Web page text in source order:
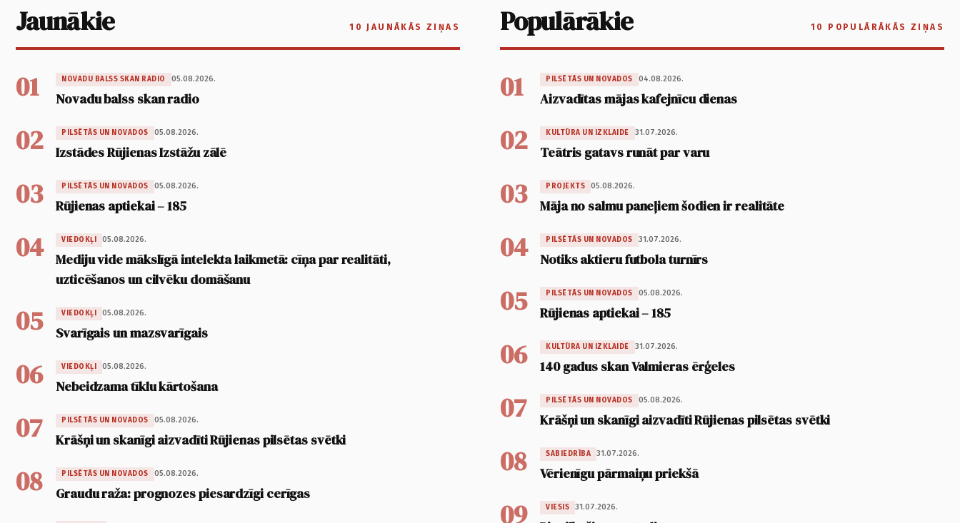
Jaunākie 10 JAUNĀKĀS ZIŅAS
01 NOVADU BALSS SKAN RADIO 05.08.2026.
Novadu balss skan radio
02 PILSĒTĀS UN NOVADOS 05.08.2026.
Izstādes Rūjienas Izstāžu zālē
03 PILSĒTĀS UN NOVADOS 05.08.2026.
Rūjienas aptiekai – 185
04 VIEDOKĻI 05.08.2026.
Mediju vide mākslīgā intelekta laikmetā: cīņa par realitāti,
uzticēšanos un cilvēku domāšanu
05 VIEDOKĻI 05.08.2026.
Svarīgais un mazsvarīgais
06 VIEDOKĻI 05.08.2026.
Nebeidzama tīklu kārtošana
07 PILSĒTĀS UN NOVADOS 05.08.2026.
Krāšņi un skanīgi aizvadīti Rūjienas pilsētas svētki
08 PILSĒTĀS UN NOVADOS 05.08.2026.
Graudu raža: prognozes piesardzīgi cerīgas
Populārākie 10 POPULĀRĀKĀS ZIŅAS
01 PILSĒTĀS UN NOVADOS 04.08.2026.
Aizvadītas mājas kafejnīcu dienas
02 KULTŪRA UN IZKLAIDE 31.07.2026.
Teātris gatavs runāt par varu
03 PROJEKTS 05.08.2026.
Māja no salmu paneļiem šodien ir realitāte
04 PILSĒTĀS UN NOVADOS 31.07.2026.
Notiks aktieru futbola turnīrs
05 PILSĒTĀS UN NOVADOS 05.08.2026.
Rūjienas aptiekai – 185
06 KULTŪRA UN IZKLAIDE 31.07.2026.
140 gadus skan Valmieras ērģeles
07 PILSĒTĀS UN NOVADOS 05.08.2026.
Krāšņi un skanīgi aizvadīti Rūjienas pilsētas svētki
08 SABIEDRĪBA 31.07.2026.
Vērienīgu pārmaiņu priekšā
09 VIESIS 31.07.2026.